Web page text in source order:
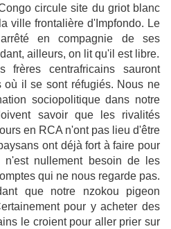
circule site du griot blanc
ville frontalière d'Impfondo. Le
en compagnie de ses
ailleurs, on lit qu'il est libre.
frères centrafricains sauront
où il se sont réfugiés. Nous ne
sociopolitique dans notre
savoir que les rivalités
en RCA n'ont pas lieu d'être
ont déjà fort à faire pour
nullement besoin de les
qui ne nous regarde pas.
que notre nzokou pigeon
pour y acheter des
le croient pour aller prier sur